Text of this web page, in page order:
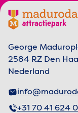
Footer
Madurodam
George
2584 RZ Den
Nederland
+31 70 41 624